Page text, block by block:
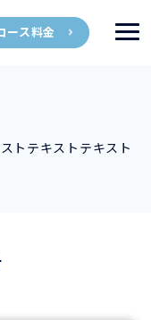
ース料金
トテキストテキスト